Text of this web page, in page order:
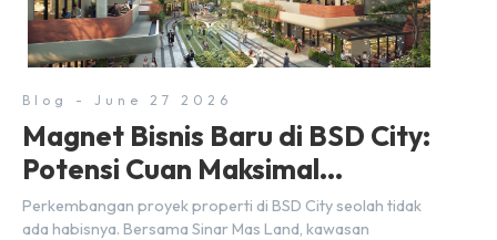
City terus bertransformasi menjadi area hunian modern
yang sangat mendukung […]
Blog - June 27 2026
Magnet Bisnis Baru di BSD City:
Potensi Cuan Maksimal
Selangkah dari Stasiun
Perkembangan proyek properti di BSD City seolah tidak
ada habisnya. Bersama Sinar Mas Land, kawasan